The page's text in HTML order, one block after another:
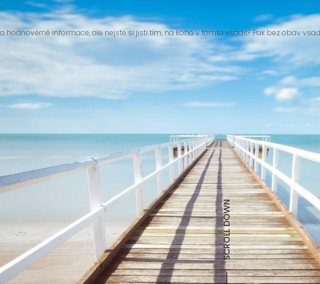
hodnověrné informace, ale nejste si jisti tím, na koho v tomto vsadit? Pak bez obav
SCROLL DOWN